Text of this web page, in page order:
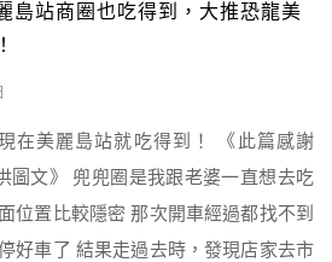
島站商圈也吃得到，大推恐龍美
在美麗島站就吃得到！ 《此篇感謝
圖文》 兜兜圈是我跟老婆一直想去吃
位置比較隱密 那次開車經過都找不到
好車了 結果走過去時，發現店家去市